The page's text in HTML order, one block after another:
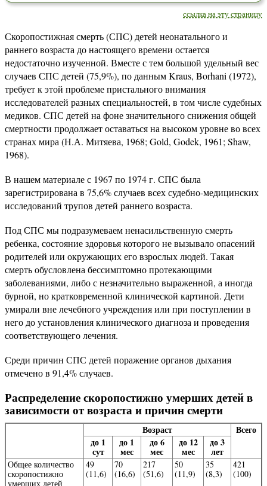
ссылка на эту страницу
Скоропостижная смерть (СПС) детей неонатального и
раннего возраста до настоящего времени остается
недостаточно изученной. Вместе с тем большой удельный вес
случаев СПС детей (75,9%), по данным Kraus, Borhani (1972),
требует к этой проблеме пристального внимания
исследователей разных специальностей, в том числе судебных
медиков. СПС детей на фоне значительного снижения общей
смертности продолжает оставаться на высоком уровне во всех
странах мира (Н.А. Митяева, 1968; Gold, Godek, 1961; Shaw,
1968).
В нашем материале с 1967 по 1974 г. СПС была
зарегистрирована в 75,6% случаев всех судебно-медицинских
исследований трупов детей раннего возраста.
Под СПС мы подразумеваем ненасильственную смерть
ребенка, состояние здоровья которого не вызывало опасений
родителей или окружающих его взрослых людей. Такая
смерть обусловлена бессимптомно протекающими
заболеваниями, либо с незначительно выраженной, а иногда
бурной, но кратковременной клинической картиной. Дети
умирали вне лечебного учреждения или при поступлении в
него до установления клинического диагноза и проведения
соответствующего лечения.
Среди причин СПС детей поражение органов дыхания
отмечено в 91,4% случаев.
Распределение скоропостижно умерших детей в
зависимости от возраста и причин смерти
Возраст
Всего
до 1
сут
до 1
мес
до 6
мес
до 12
мес
до 3
лет
Общее количество
скоропостижно
умерших детей
49
(11,6)
70
(16,6)
217
(51,6)
50
(11,9)
35
(8,3)
421
(100)